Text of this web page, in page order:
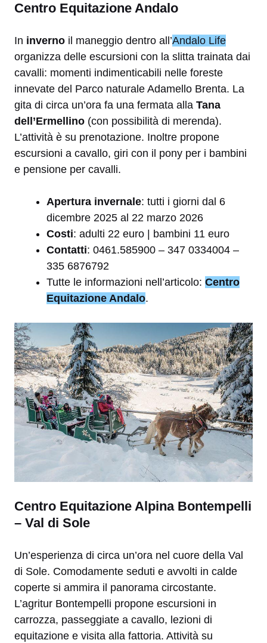
Centro Equitazione Andalo
In inverno il maneggio dentro all’Andalo Life
organizza delle escursioni con la slitta trainata dai
cavalli: momenti indimenticabili nelle foreste
innevate del Parco naturale Adamello Brenta. La
gita di circa un’ora fa una fermata alla Tana
dell’Ermellino (con possibilità di merenda).
L’attività è su prenotazione. Inoltre propone
escursioni a cavallo, giri con il pony per i bambini
e pensione per cavalli.
Apertura invernale: tutti i giorni dal 6
dicembre 2025 al 22 marzo 2026
Costi: adulti 22 euro | bambini 11 euro
Contatti: 0461.585900 – 347 0334004 –
335 6876792
Tutte le informazioni nell’articolo: Centro
Equitazione Andalo.
Centro Equitazione Alpina Bontempelli
– Val di Sole
Un’esperienza di circa un’ora nel cuore della Val
di Sole. Comodamente seduti e avvolti in calde
coperte si ammira il panorama circostante.
L’agritur Bontempelli propone escursioni in
carrozza, passeggiate a cavallo, lezioni di
equitazione e visita alla fattoria. Attività su